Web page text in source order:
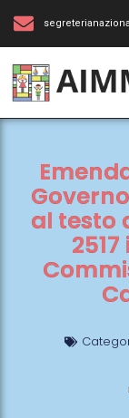
al testo